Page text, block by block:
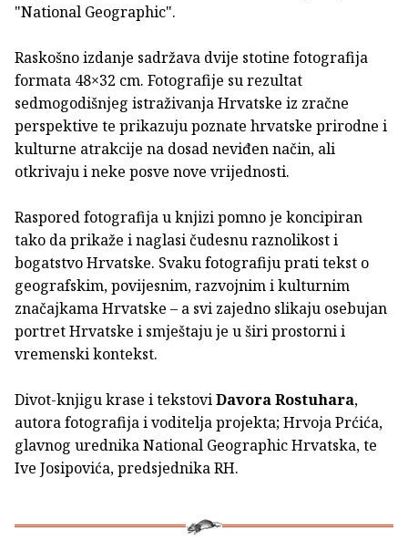
"National Geographic".
Raskošno izdanje sadržava dvije stotine fotografija
formata 48×32 cm. Fotografije su rezultat
sedmogodišnjeg istraživanja Hrvatske iz zračne
perspektive te prikazuju poznate hrvatske prirodne i
kulturne atrakcije na dosad neviđen način, ali
otkrivaju i neke posve nove vrijednosti.
Raspored fotografija u knjizi pomno je koncipiran
tako da prikaže i naglasi čudesnu raznolikost i
bogatstvo Hrvatske. Svaku fotografiju prati tekst o
geografskim, povijesnim, razvojnim i kulturnim
značajkama Hrvatske – a svi zajedno slikaju osebujan
portret Hrvatske i smještaju je u širi prostorni i
vremenski kontekst.
Divot-knjigu krase i tekstoviDavora Rostuhara,
autora fotografija i voditelja projekta; Hrvoja Prćića,
glavnog urednika National Geographic Hrvatska, te
Ive Josipovića, predsjednika RH.